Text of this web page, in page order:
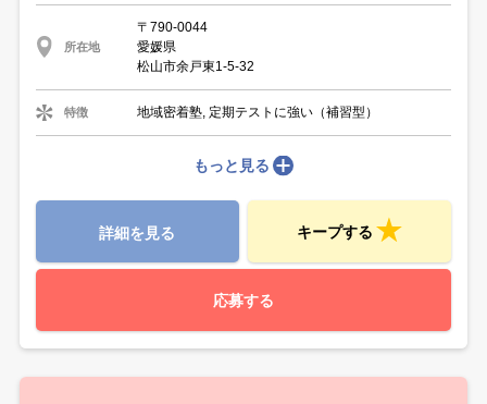
所在地
〒790-0044
愛媛県
松山市余戸東1-5-32
特徴 地域密着塾, 定期テストに強い（補習型）
もっと見る
詳細を見る キープする
応募する